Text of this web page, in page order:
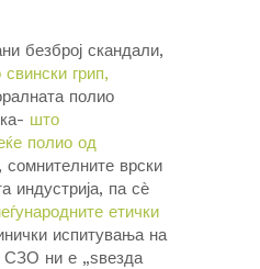
безброј скандали,
грип,
полио
што
полио од
, сомнителните врски
индустрија, па сѐ
етички
испитувања на
СЗО ни е „ѕвезда